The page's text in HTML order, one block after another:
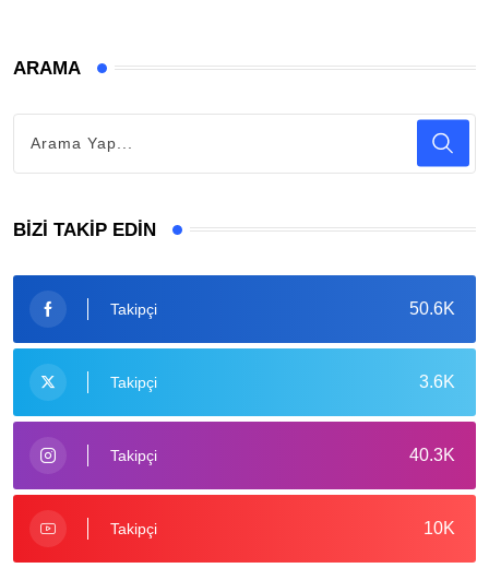
ARAMA
BIZI TAKIP EDIN
50.6K
Takipçi
3.6K
Takipçi
40.3K
Takipçi
10K
Takipçi